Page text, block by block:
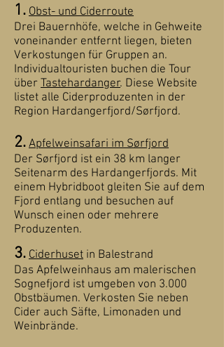
1. Obst- und Ciderroute
Drei Bauernhöfe, welche in Gehweite
voneinander entfernt liegen, bieten
Verkostungen für Gruppen an.
Individualtouristen buchen die Tour
über Tastehardanger. Diese Website
listet alle Ciderproduzenten in der
Region Hardangerfjord/Sørfjord.
2. Apfelweinsafari im Sørfjord
Der Sørfjord ist ein 38 km langer
Seitenarm des Hardangerfjords. Mit
einem Hybridboot gleiten Sie auf dem
Fjord entlang und besuchen auf
Wunsch einen oder mehrere
Produzenten.
3. Ciderhuset in Balestrand
Das Apfelweinhaus am malerischen
Sognefjord ist umgeben von 3.000
Obstbäumen. Verkosten Sie neben
Cider auch Säfte, Limonaden und
Weinbrände.